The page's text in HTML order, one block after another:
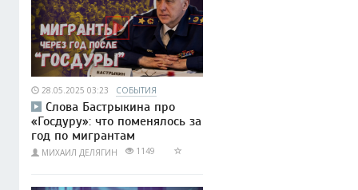
28.05.2025 03:23 СОБЫТИЯ
Слова Бастрыкина про
«Госдуру»: что поменялось за
год по мигрантам
МИХАИЛ ДЕЛЯГИН 1149